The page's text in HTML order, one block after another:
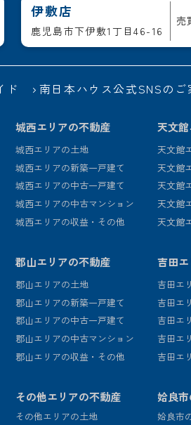
伊敷店
鹿児島市下伊敷1丁目46-16
売
ド 南日本ハウス公式SNSのご
城西エリアの不動産
城西エリアの土地
城西エリアの新築一戸建て
城西エリアの中古一戸建て
城西エリアの中古マンション
城西エリアの収益・その他
天文
天文館
天文館
天文館
天文館
天文館
郡山エリアの不動産
郡山エリアの土地
郡山エリアの新築一戸建て
郡山エリアの中古一戸建て
郡山エリアの中古マンション
郡山エリアの収益・その他
吉田
吉田エ
吉田エ
吉田エ
吉田エ
吉田エ
その他エリアの不動産
その他エリアの土地
姶良
姶良市